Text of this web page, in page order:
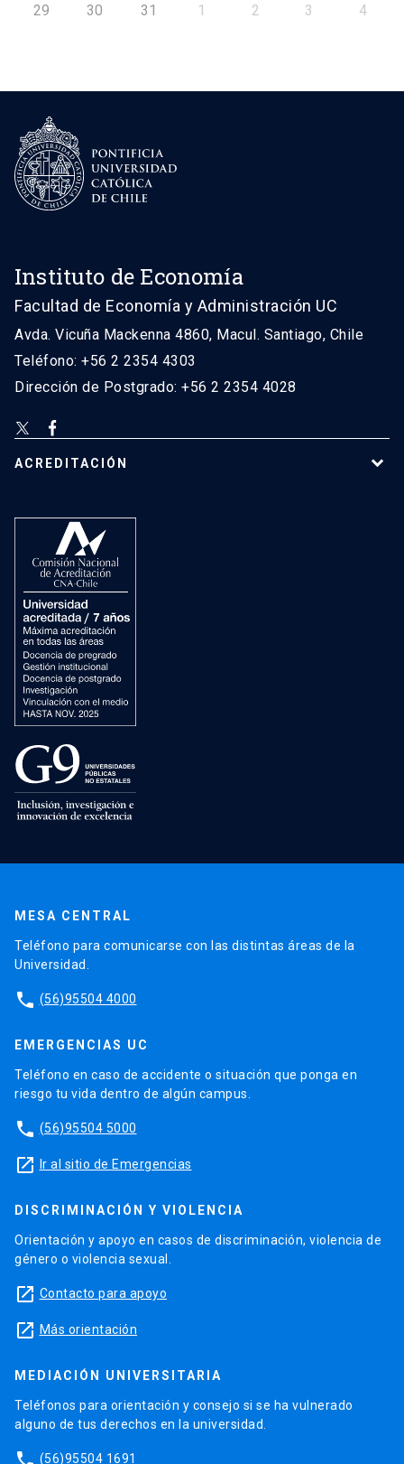
29 30 31 1 2 3 4
Instituto de Economía
Facultad de Economía y Administración UC
Avda. Vicuña Mackenna 4860, Macul. Santiago, Chile
Teléfono: +56 2 2354 4303
Dirección de Postgrado: +56 2 2354 4028
ACREDITACIÓN
MESA CENTRAL
Teléfono para comunicarse con las distintas áreas de la
Universidad.
phone (56)95504 4000
EMERGENCIAS UC
Teléfono en caso de accidente o situación que ponga en
riesgo tu vida dentro de algún campus.
phone (56)95504 5000
launch Ir al sitio de Emergencias
DISCRIMINACIÓN Y VIOLENCIA
Orientación y apoyo en casos de discriminación, violencia de
género o violencia sexual.
launch Contacto para apoyo
launch Más orientación
MEDIACIÓN UNIVERSITARIA
Teléfonos para orientación y consejo si se ha vulnerado
alguno de tus derechos en la universidad.
(56)95504 1691